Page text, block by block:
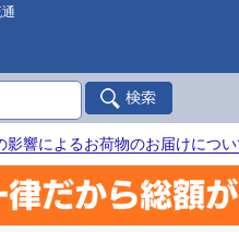
影響によるお荷物のお届けにつ